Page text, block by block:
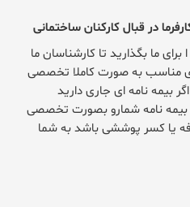
در قبال کارکنان ساختمانی
ما بگذارید تا کارشناسان ما
مناسب به صورت کاملا تخصصی
بیمه نامه ای جاری دارید
بیمه نامه شمارو بصورت تخصصی
یا کسر پوششی باشد به شما